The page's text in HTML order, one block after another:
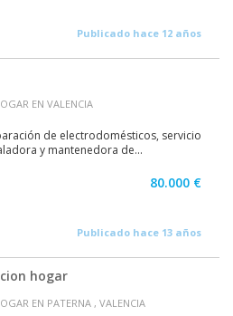
Publicado hace 12 años
EN VALENCIA
de electrodomésticos, servicio
y mantenedora de...
80.000 €
Publicado hace 13 años
hogar
EN PATERNA , VALENCIA